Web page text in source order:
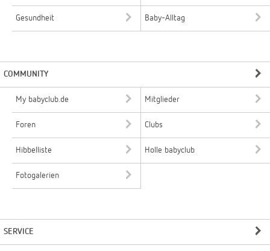
Gesundheit Baby-Alltag
COMMUNITY
My babyclub.de Mitglieder
Foren Clubs
Hibbelliste Holle babyclub
Fotogalerien
SERVICE